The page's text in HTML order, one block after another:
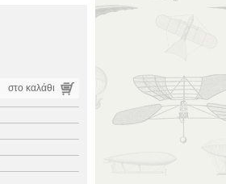
στο καλάθι